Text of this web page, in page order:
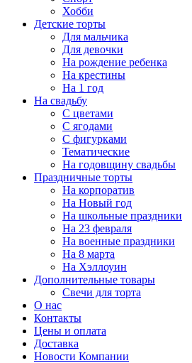
Хобби
Детские торты
Для мальчика
Для девочки
На рождение ребенка
На крестины
На 1 год
На свадьбу
С цветами
С ягодами
С фигурками
Тематические
На годовщину свадьбы
Праздничные торты
На корпоратив
На Новый год
На школьные праздники
На 23 февраля
На военные праздники
На 8 марта
На Хэллоуин
Дополнительные товары
Свечи для торта
О нас
Контакты
Цены и оплата
Доставка
Новости Компании